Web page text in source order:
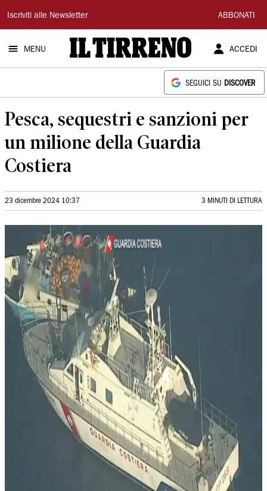
Il
Tirreno
Iscriviti alle Newsletter ABBONATI
MENU ACCEDI
SEGUICI SU DISCOVER
Pesca, sequestri e sanzioni per
un milione della Guardia
Costiera
23 dicembre 2024 10:37 3 MINUTI DI LETTURA